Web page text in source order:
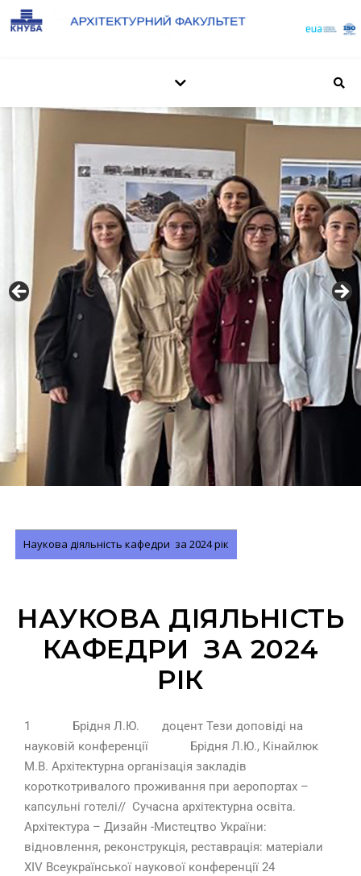
Наукова діяльність кафедри за 2024 рік
НАУКОВА ДІЯЛЬНІСТЬ
КАФЕДРИ ЗА 2024
РІК
1 Брідня Л.Ю. доцент Тези доповіді на
науковій конференції Брідня Л.Ю., Кінайлюк
М.В. Архітектурна організація закладів
короткотривалого проживання при аеропортах –
капсульні готелі// Сучасна архітектурна освіта.
Архітектура – Дизайн -Мистецтво України:
відновлення, реконструкція, реставрація: матеріали
ХІV Всеукраїнської наукової конференції 24